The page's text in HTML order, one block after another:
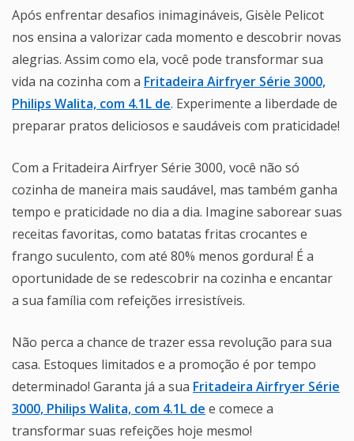
Após enfrentar desafios inimagináveis, Gisèle Pelicot
nos ensina a valorizar cada momento e descobrir novas
alegrias. Assim como ela, você pode transformar sua
vida na cozinha com a Fritadeira Airfryer Série 3000,
Philips Walita, com 4.1L de. Experimente a liberdade de
preparar pratos deliciosos e saudáveis com praticidade!
Com a Fritadeira Airfryer Série 3000, você não só
cozinha de maneira mais saudável, mas também ganha
tempo e praticidade no dia a dia. Imagine saborear suas
receitas favoritas, como batatas fritas crocantes e
frango suculento, com até 80% menos gordura! É a
oportunidade de se redescobrir na cozinha e encantar
a sua família com refeições irresistíveis.
Não perca a chance de trazer essa revolução para sua
casa. Estoques limitados e a promoção é por tempo
determinado! Garanta já a sua Fritadeira Airfryer Série
3000, Philips Walita, com 4.1L de e comece a
transformar suas refeições hoje mesmo!